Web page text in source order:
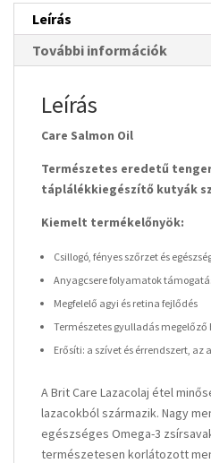
Leírás
További információk
Leírás
Care Salmon Oil
Természetes eredetű
táplálékkiegészítő kutyák
Kiemelt termékelőnyök:
Csillogó, fényes szőrzet és
Anyagcsere folyamatok
Megfelelő agyi és retina fejlődés
Természetes gyulladás megelőző
Erősíti: a szívet és érrendszert, az
A Brit Care Lazacolaj étel
lazacokból származik. Nagy
egészséges Omega-3
természetesen korlátozott